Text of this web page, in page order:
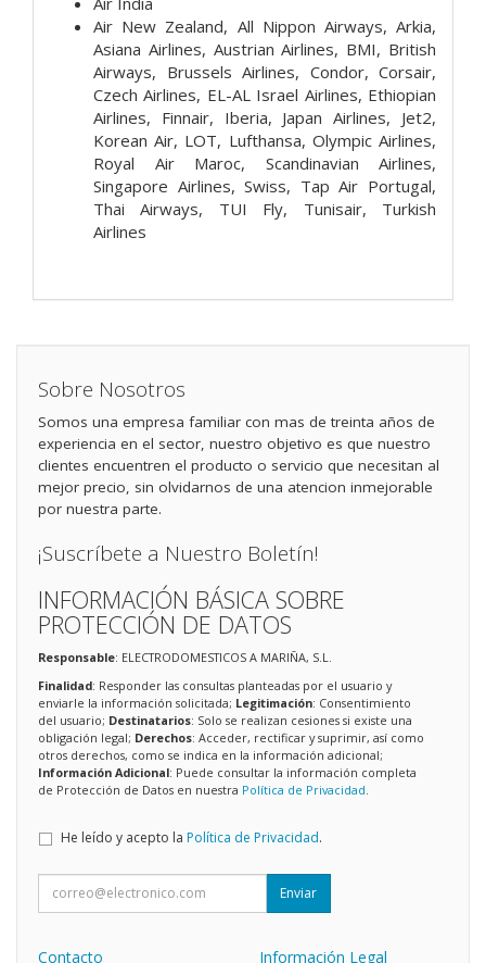
Air New Zealand, All Nippon Airways, Arkia,
Asiana Airlines, Austrian Airlines, BMI, British
Airways, Brussels Airlines, Condor, Corsair,
Czech Airlines, EL-AL Israel Airlines, Ethiopian
Airlines, Finnair, Iberia, Japan Airlines, Jet2,
Korean Air, LOT, Lufthansa, Olympic Airlines,
Royal Air Maroc, Scandinavian Airlines,
Singapore Airlines, Swiss, Tap Air Portugal,
Thai Airways, TUI Fly, Tunisair, Turkish
Airlines
Sobre Nosotros
Somos una empresa familiar con mas de treinta años de
experiencia en el sector, nuestro objetivo es que nuestro
clientes encuentren el producto o servicio que necesitan al
mejor precio, sin olvidarnos de una atencion inmejorable
por nuestra parte.
¡Suscríbete a Nuestro Boletín!
INFORMACIÓN BÁSICA SOBRE
PROTECCIÓN DE DATOS
Responsable: ELECTRODOMESTICOS A MARIÑA, S.L.
Finalidad: Responder las consultas planteadas por el usuario y
enviarle la información solicitada; Legitimación: Consentimiento
del usuario; Destinatarios: Solo se realizan cesiones si existe una
obligación legal; Derechos: Acceder, rectificar y suprimir, así como
otros derechos, como se indica en la información adicional;
Información Adicional: Puede consultar la información completa
de Protección de Datos en nuestra Política de Privacidad.
He leído y acepto la Política de Privacidad.
Enviar
Contacto Información Legal